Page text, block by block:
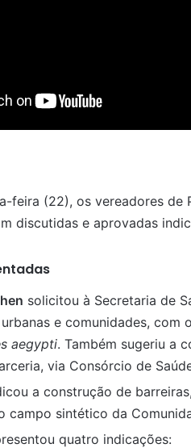
feira (22), os vereadores de
discutidas e aprovadas
solicitou à Secretaria de
e comunidades,
aegypti. Também sugeriu a
via Consórcio de
a construção de
campo sintético da
quatro indicações: